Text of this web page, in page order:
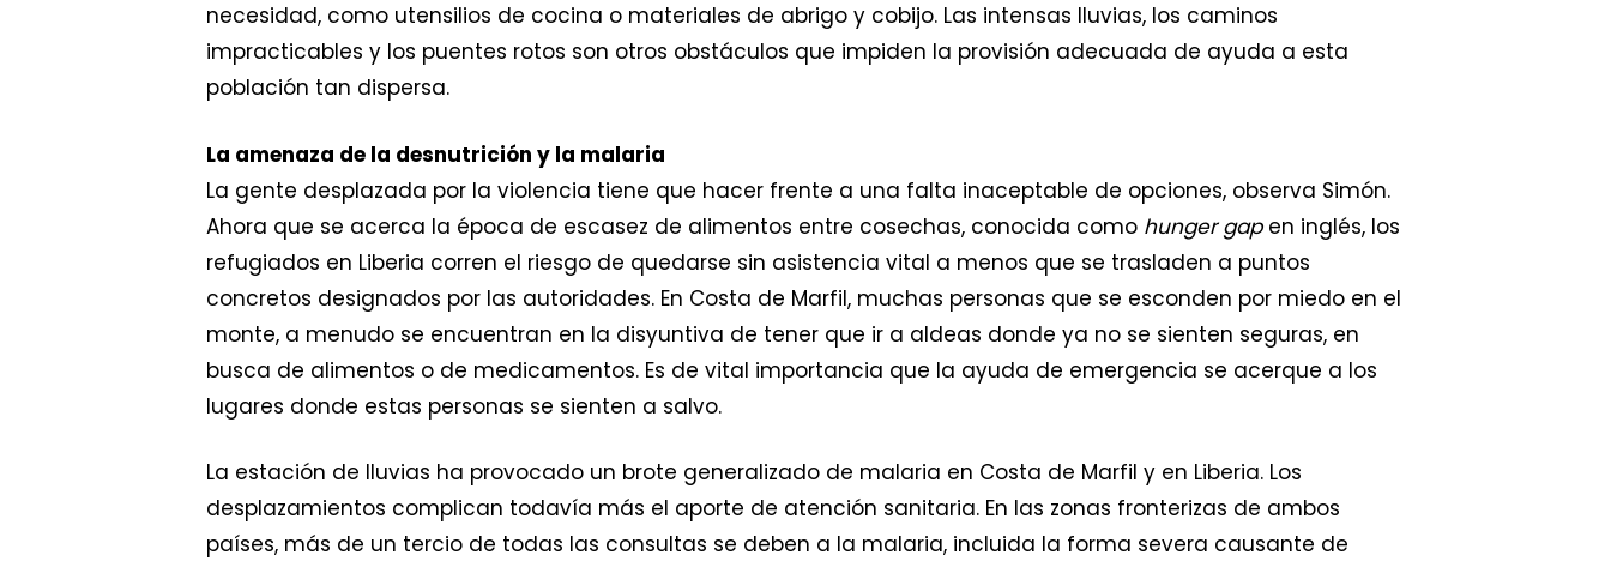
necesidad, como utensilios de cocina o materiales de abrigo y cobijo. Las intensas lluvias, los caminos
impracticables y los puentes rotos son otros obstáculos que impiden la provisión adecuada de ayuda a esta
población tan dispersa.
La amenaza de la desnutrición y la malaria
La gente desplazada por la violencia tiene que hacer frente a una falta inaceptable de opciones, observa Simón.
Ahora que se acerca la época de escasez de alimentos entre cosechas, conocida como hunger gap en inglés, los
refugiados en Liberia corren el riesgo de quedarse sin asistencia vital a menos que se trasladen a puntos
concretos designados por las autoridades. En Costa de Marfil, muchas personas que se esconden por miedo en el
monte, a menudo se encuentran en la disyuntiva de tener que ir a aldeas donde ya no se sienten seguras, en
busca de alimentos o de medicamentos. Es de vital importancia que la ayuda de emergencia se acerque a los
lugares donde estas personas se sienten a salvo.
La estación de lluvias ha provocado un brote generalizado de malaria en Costa de Marfil y en Liberia. Los
desplazamientos complican todavía más el aporte de atención sanitaria. En las zonas fronterizas de ambos
países, más de un tercio de todas las consultas se deben a la malaria, incluida la forma severa causante de